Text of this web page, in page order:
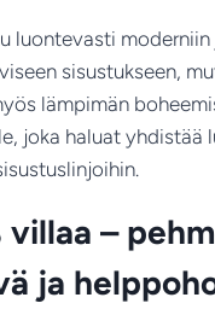
luontevasti moderniin
sisustukseen,
lämpimän
joka haluat yhdistää
villaa –
ja